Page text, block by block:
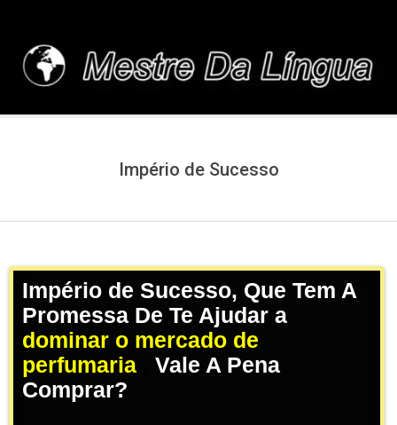
content
Império de Sucesso
Império de Sucesso, Que Tem A
Promessa De Te Ajudar a
dominar o mercado de
perfumaria
Vale A Pena
Comprar?